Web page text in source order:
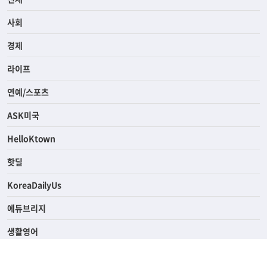
사회
경제
라이프
연예/스포츠
ASK미국
HelloKtown
핫딜
KoreaDailyUs
에듀브리지
생활영어